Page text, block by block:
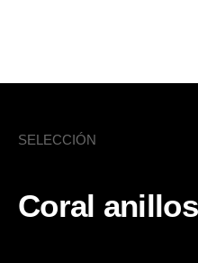
SELECCIÓN
Coral anillos